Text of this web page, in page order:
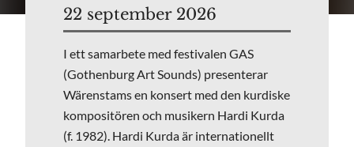
22 september 2026
I ett samarbete med festivalen GAS
(Gothenburg Art Sounds) presenterar
Wärenstams en konsert med den kurdiske
kompositören och musikern Hardi Kurda
(f. 1982). Hardi Kurda är internationellt